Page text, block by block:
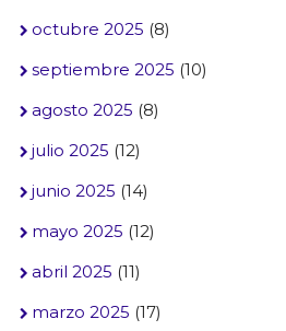
octubre 2025 (8)
septiembre 2025 (10)
agosto 2025 (8)
julio 2025 (12)
junio 2025 (14)
mayo 2025 (12)
abril 2025 (11)
marzo 2025 (17)